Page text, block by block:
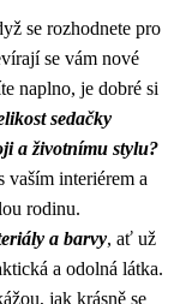
se rozhodnete pro
se vám nové
naplno, je dobré si
sedačky
a životnímu stylu?
vaším interiérem a
rodinu.
a barvy, ať už
a odolná látka.
jak krásně se